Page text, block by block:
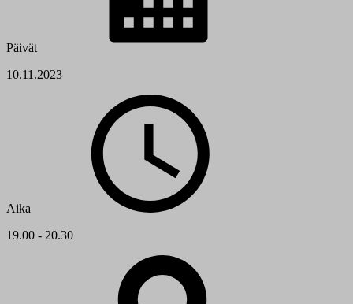
Päivät
10.11.2023
Aika
19.00 - 20.30